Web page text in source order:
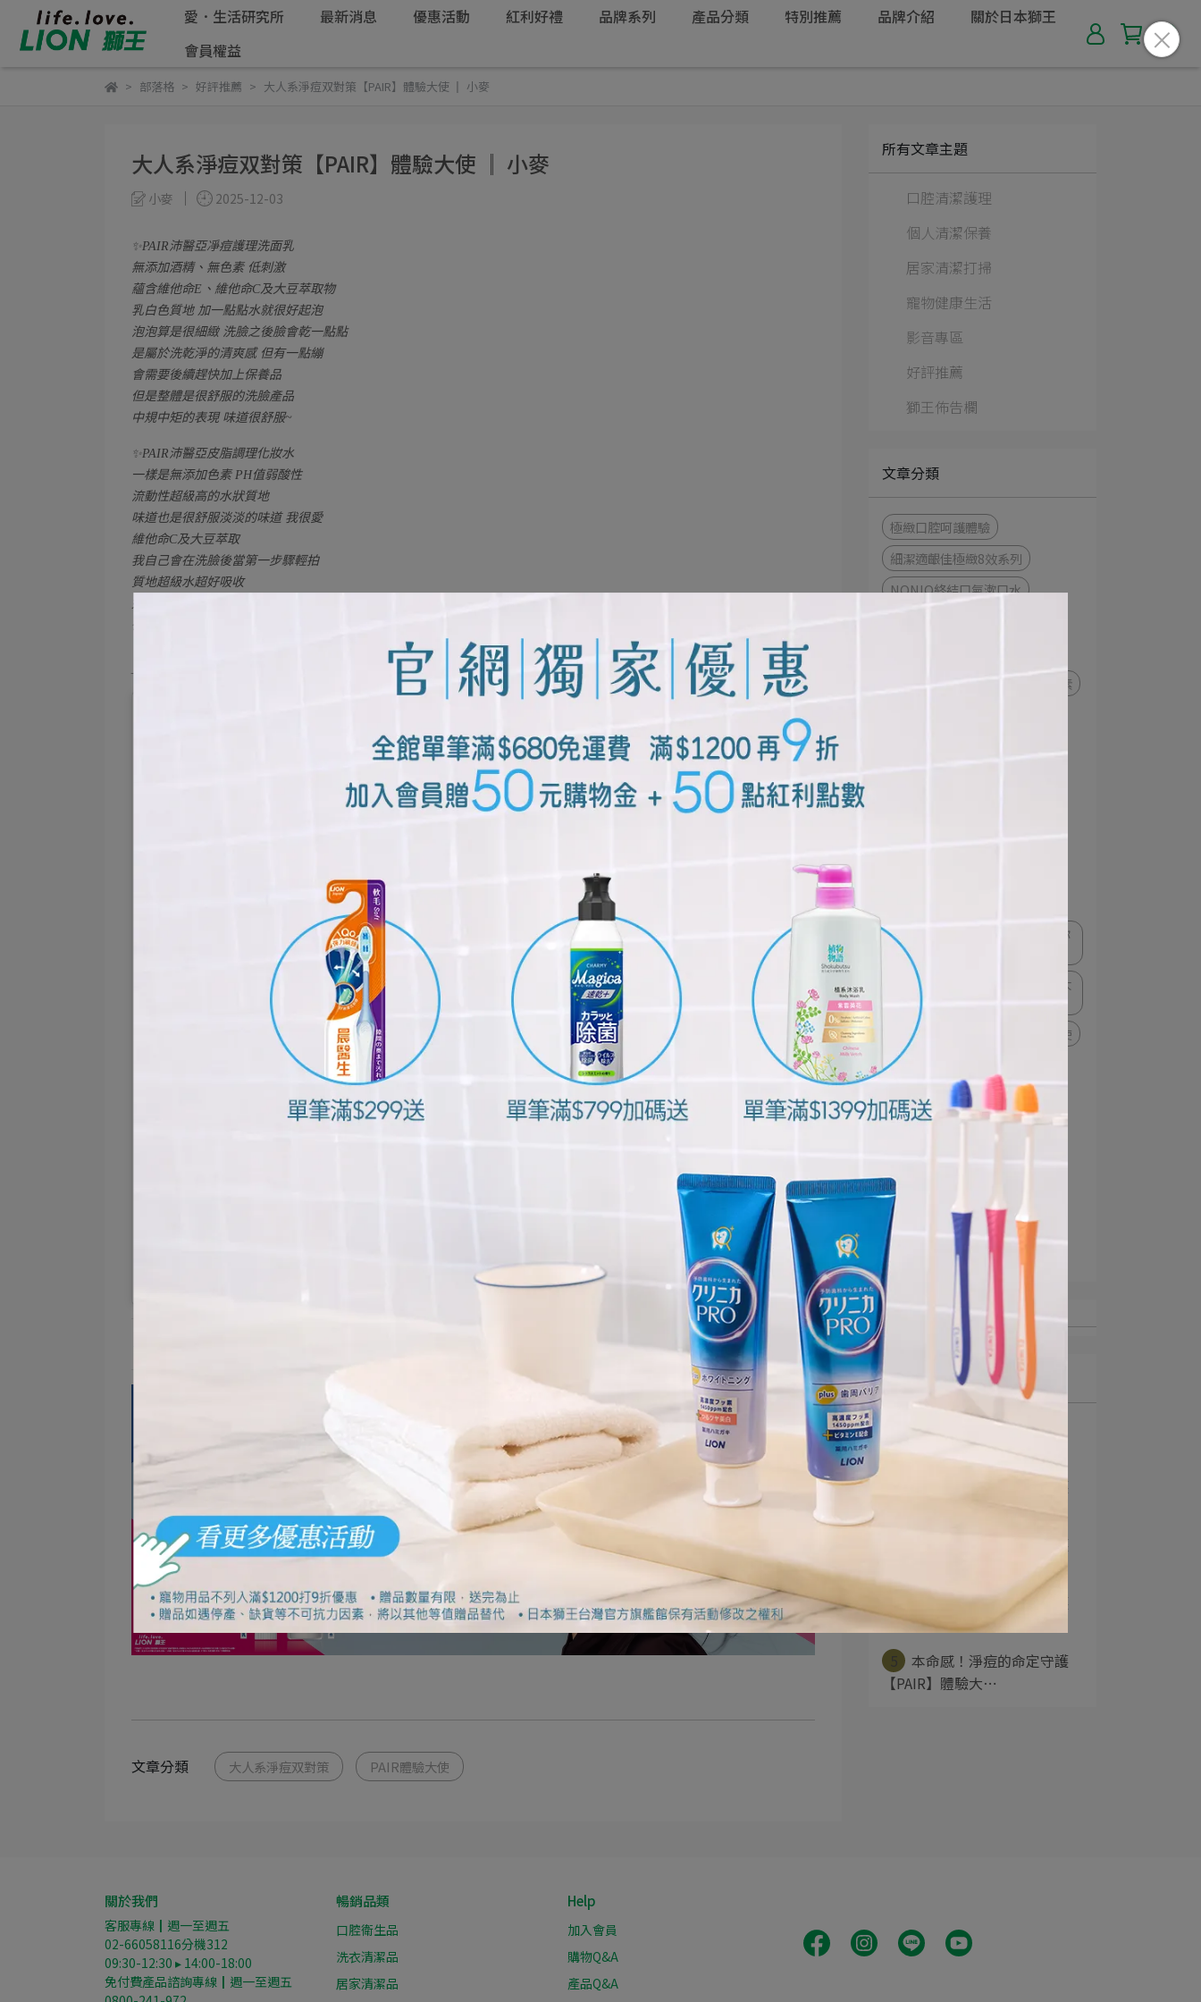
愛．生活研究所 最新消息 優惠活動 紅利好禮 品牌系列 產品分類 特別推薦 品牌介紹
關於日本獅王
會員權益
部落格 好評推薦 大人系淨痘双對策【PAIR】體驗大使 ║ 小麥
大人系淨痘双對策【PAIR】體驗大使 ║ 小麥
小麥 2025-12-03
✨PAIR沛醫亞凈痘護理洗面乳
無添加酒精、無色素 低刺激
蘊含維他命E、維他命C及大豆萃取物
乳白色質地 加一點點水就很好起泡
泡泡算是很細緻 洗臉之後臉會乾一點點
是屬於洗乾淨的清爽感 但有一點繃
會需要後續趕快加上保養品
但是整體是很舒服的洗臉產品
中規中矩的表現 味道很舒服~
✨PAIR沛醫亞皮脂調理化妝水
一樣是無添加色素 PH值弱酸性
流動性超級高的水狀質地
味道也是很舒服淡淡的味道 我很愛
維他命C及大豆萃取
我自己會在洗臉後當第一步驟輕拍
質地超級水超好吸收
在 Instagram 查看這則貼文
小麥｜Mine（@mine._.1997）分享的貼文
文章分類 大人系淨痘双對策 PAIR體驗大使
所有文章主題
口腔清潔護理
個人清潔保養
居家清潔打掃
寵物健康生活
影音專區
好評推薦
獅王佈告欄
文章分類
極緻口腔呵護體驗
細潔適齦佳極緻8效系列
NONIO終結口氣漱口水
日本先進萃取酵素
獅王趣淨超萌貓掌泡泡壓頭陪你
固齒佳PRO極淨舒齦牙刷體驗大
Charmy Magica洗潔精體驗大使
大人系淨痘双對策
PAIR體驗大使
#給敏弱肌的療癒洗手時光
植物物語體驗大使
#自信開口打開心關係
淨痘的命定守護
最新文章
強效淨化 還你清新
【NANOX one ⋯
本命感！淨痘的命定守護
本命感！淨痘的命定守護
本命感！淨痘的命定守護
【PAIR】體驗大⋯
本命感！淨痘的命定守護
【PAIR】體驗大⋯
關於我們
客服專線┃週一至週五
02-66058116分機312
09:30-12:30 ▸ 14:00-18:00
免付費產品諮詢專線┃週一至週五
暢銷品類
口腔衛生品
洗衣清潔品
居家清潔品
Help
加入會員
購物Q&A
產品Q&A